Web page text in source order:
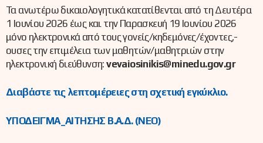
Τα ανωτέρω δικαιολογητικά κατατίθενται από τη Δευτέρα
1 Ιουνίου 2026 έως και την Παρασκευή 19 Ιουνίου 2026
μόνο ηλεκτρονικά από τους γονείς/κηδεμόνες/έχοντες,-
ουσες την επιμέλεια των μαθητών/μαθητριών στην
ηλεκτρονική διεύθυνση:vevaiosinikis@minedu.gov.gr
Διαβάστε τις λεπτομέρειες στη σχετική εγκύκλιο.
ΥΠΟΔΕΙΓΜΑ_ΑΙΤΗΣΗΣ Β.Α.Δ. (ΝΕΟ)